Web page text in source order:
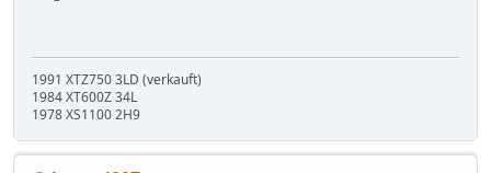
1991 XTZ750 3LD (verkauft)
1984 XT600Z 34L
1978 XS1100 2H9